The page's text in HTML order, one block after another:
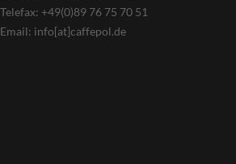
Telefax: +49(0)89 76 75 70 51
Email: info[at]caffepol.de